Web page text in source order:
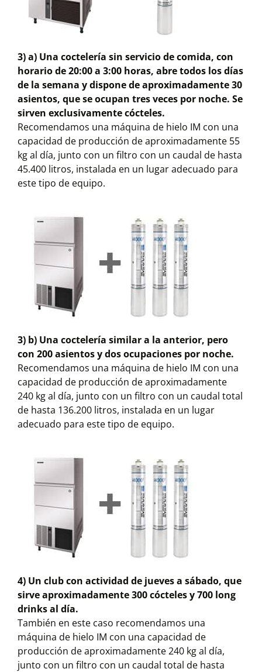
3) a) Una coctelería sin servicio de comida, con
horario de 20:00 a 3:00 horas, abre todos los días
de la semana y dispone de aproximadamente 30
asientos, que se ocupan tres veces por noche. Se
sirven exclusivamente cócteles.
Recomendamos una máquina de hielo IM con una
capacidad de producción de aproximadamente 55
kg al día, junto con un filtro con un caudal de hasta
45.400 litros, instalada en un lugar adecuado para
este tipo de equipo.
3) b) Una coctelería similar a la anterior, pero
con 200 asientos y dos ocupaciones por noche.
Recomendamos una máquina de hielo IM con una
capacidad de producción de aproximadamente
240 kg al día, junto con un filtro con un caudal total
de hasta 136.200 litros, instalada en un lugar
adecuado para este tipo de equipo.
4) Un club con actividad de jueves a sábado, que
sirve aproximadamente 300 cócteles y 700 long
drinks al día.
También en este caso recomendamos una
máquina de hielo IM con una capacidad de
producción de aproximadamente 240 kg al día,
junto con un filtro con un caudal total de hasta